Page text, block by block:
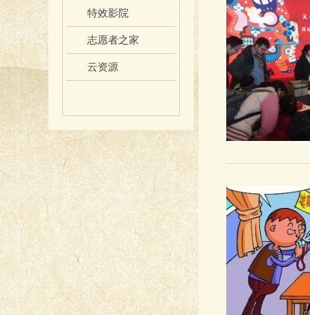
特效影院
志愿者之家
云资源